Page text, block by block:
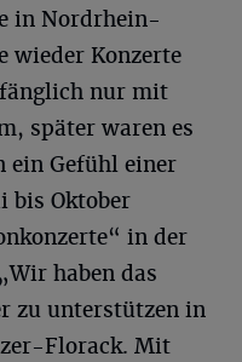
in Nordrhein-
wieder Konzerte
nur mit
später waren es
ein Gefühl einer
bis Oktober
in der
haben das
zu unterstützen in
Florack. Mit